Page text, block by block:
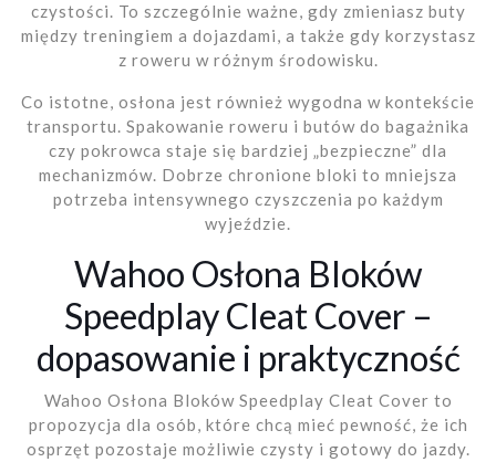
czystości. To szczególnie ważne, gdy zmieniasz buty
między treningiem a dojazdami, a także gdy korzystasz
z roweru w różnym środowisku.
Co istotne, osłona jest również wygodna w kontekście
transportu. Spakowanie roweru i butów do bagażnika
czy pokrowca staje się bardziej „bezpieczne” dla
mechanizmów. Dobrze chronione bloki to mniejsza
potrzeba intensywnego czyszczenia po każdym
wyjeździe.
Wahoo Osłona Bloków
Speedplay Cleat Cover –
dopasowanie i praktyczność
Wahoo Osłona Bloków Speedplay Cleat Cover to
propozycja dla osób, które chcą mieć pewność, że ich
osprzęt pozostaje możliwie czysty i gotowy do jazdy.